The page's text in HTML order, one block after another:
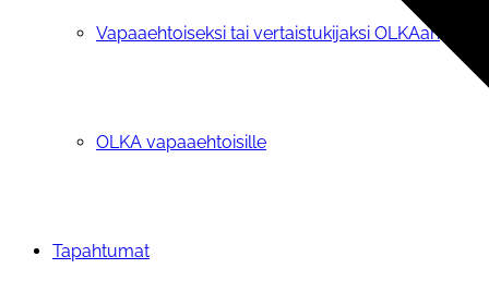
Vapaaehtoiseksi tai vertaistukijaksi OLKAan
OLKA vapaaehtoisille
Tapahtumat